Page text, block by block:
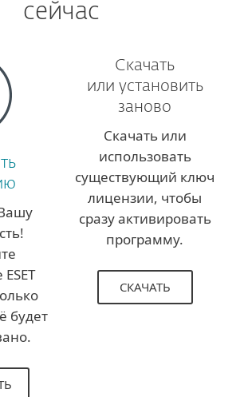
сейчас
будет
Скачать
или установить
заново
Скачать или
использовать
существующий ключ
лицензии, чтобы
сразу активировать
программу.
СКАЧАТЬ